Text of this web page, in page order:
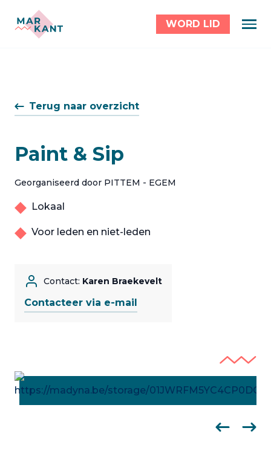
WORD LID
Terug naar overzicht
Paint & Sip
Georganiseerd door PITTEM - EGEM
Lokaal
Voor leden en niet-leden
Contact: Karen Braekevelt
Contacteer via e-mail